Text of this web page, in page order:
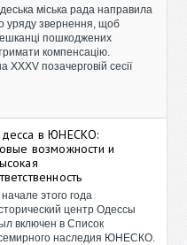
міська рада направила
уряду звернення, щоб
пошкоджених
компенсацію.
XXXV позачерговій сесії
в ЮНЕСКО:
возможности и
начале этого года
центр Одессы
включен в Список
наследия ЮНЕСКО.